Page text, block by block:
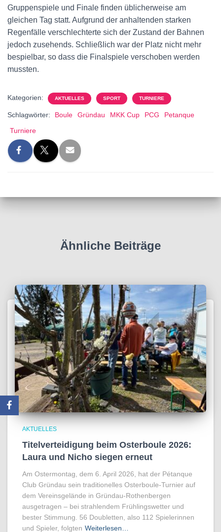
Gruppenspiele und Finale finden üblicherweise am
gleichen Tag statt. Aufgrund der anhaltenden starken
Regenfälle verschlechterte sich der Zustand der Bahnen
jedoch zusehends. Schließlich war der Platz nicht mehr
bespielbar, so dass die Finalspiele verschoben werden
mussten.
Kategorien: AKTUELLES SPORT TURNIERE
Schlagwörter: Boule Gründau MKK Cup PCG
Petanque
Turniere
Ähnliche Beiträge
AKTUELLES
Titelverteidigung beim Osterboule 2026:
Laura und Nicho siegen erneut
Am Ostermontag, dem 6. April 2026, hat der Pétanque
Club Gründau sein traditionelles Osterboule-Turnier auf
dem Vereinsgelände in Gründau-Rothenbergen
ausgetragen – bei strahlendem Frühlingswetter und
bester Stimmung. 56 Doubletten, also 112 Spielerinnen
und Spieler, folgten Weiterlesen…